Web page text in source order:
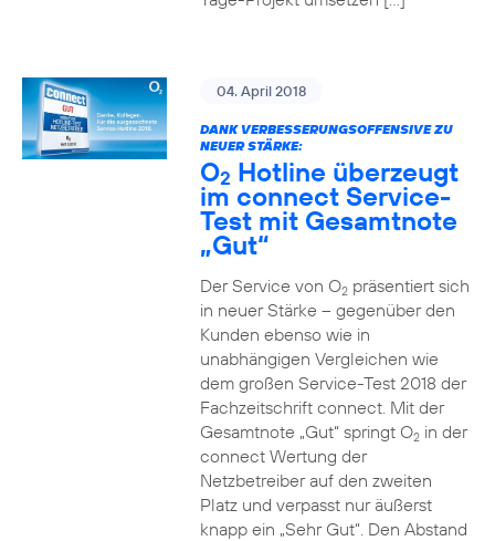
04. April 2018
DANK VERBESSERUNGSOFFENSIVE ZU
NEUER STÄRKE:
O2 Hotline überzeugt
im connect Service-
Test mit Gesamtnote
„Gut“
Der Service von O2präsentiert sich
in neuer Stärke – gegenüber den
Kunden ebenso wie in
unabhängigen Vergleichen wie
dem großen Service-Test 2018 der
Fachzeitschrift connect. Mit der
Gesamtnote „Gut“ springt O2in der
connect Wertung der
Netzbetreiber auf den zweiten
Platz und verpasst nur äußerst
knapp ein „Sehr Gut“. Den Abstand